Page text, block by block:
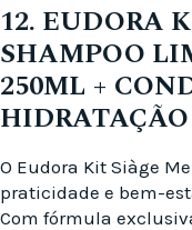
12. EUDORA
SHAMPOO
250ML +
O Eudora Kit Siàge
praticidade e bem-
Com fórmula